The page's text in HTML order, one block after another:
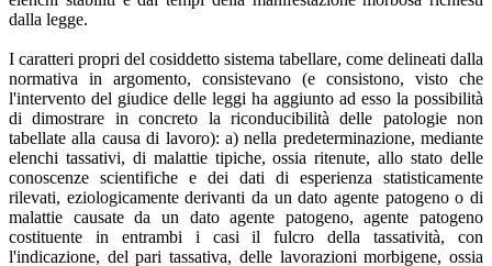
dalla legge.
I caratteri propri del cosiddetto sistema tabellare, come delineati dalla
normativa in argomento, consistevano (e consistono, visto che
l'intervento del giudice delle leggi ha aggiunto ad esso la possibilità
di dimostrare in concreto la riconducibilità delle patologie non
tabellate alla causa di lavoro): a) nella predeterminazione, mediante
elenchi tassativi, di malattie tipiche, ossia ritenute, allo stato delle
conoscenze scientifiche e dei dati di esperienza statisticamente
rilevati, eziologicamente derivanti da un dato agente patogeno o di
malattie causate da un dato agente patogeno, agente patogeno
costituente in entrambi i casi il fulcro della tassatività, con
l'indicazione, del pari tassativa, delle lavorazioni morbigene, ossia